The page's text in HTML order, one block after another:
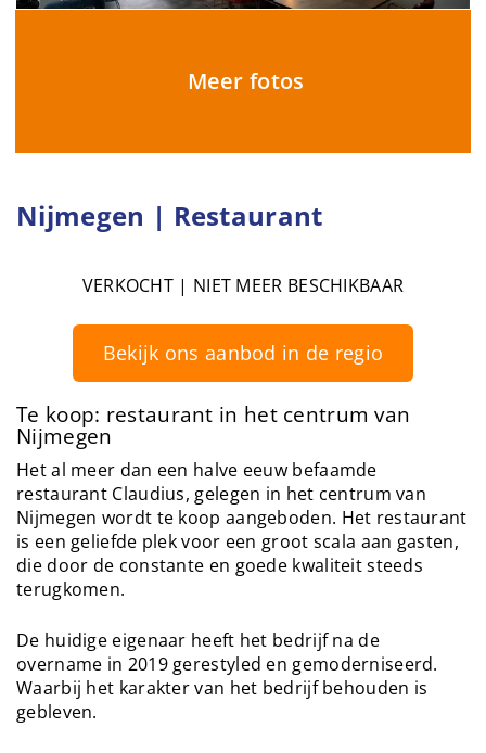
Meer fotos
Nijmegen | Restaurant
VERKOCHT | NIET MEER BESCHIKBAAR
Bekijk ons aanbod in de regio
Te koop: restaurant in het centrum van
Nijmegen
Het al meer dan een halve eeuw befaamde
restaurant Claudius, gelegen in het centrum van
Nijmegen wordt te koop aangeboden. Het restaurant
is een geliefde plek voor een groot scala aan gasten,
die door de constante en goede kwaliteit steeds
terugkomen.
De huidige eigenaar heeft het bedrijf na de
overname in 2019 gerestyled en gemoderniseerd.
Waarbij het karakter van het bedrijf behouden is
gebleven.